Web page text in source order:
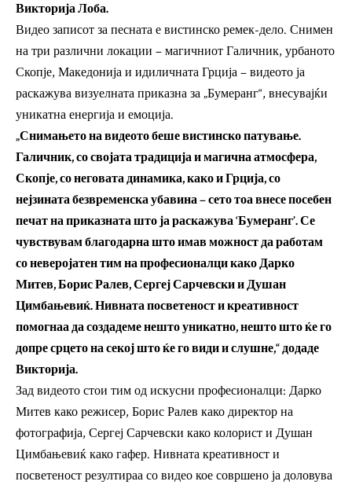
Викторија Лоба.
Видео записот за песната е вистинско ремек-дело. Снимен
на три различни локации – магичниот Галичник, урбаното
Скопје, Македонија и идиличната Грција – видеото ја
раскажува визуелната приказна за „Бумеранг“, внесувајќи
уникатна енергија и емоција.
„Снимањето на видеото беше вистинско патување.
Галичник, со својата традиција и магична атмосфера,
Скопје, со неговата динамика, како и Грција, со
нејзината безвременска убавина – сето тоа внесе посебен
печат на приказната што ја раскажува ‘Бумеранг’. Се
чувствувам благодарна што имав можност да работам
со неверојатен тим на професионалци како Дарко
Митев, Борис Ралев, Сергеј Сарчевски и Душан
Цимбањевиќ. Нивната посветеност и креативност
помогнаа да создадеме нешто уникатно, нешто што ќе го
допре срцето на секој што ќе го види и слушне,“ додаде
Викторија.
Зад видеото стои тим од искусни професионалци: Дарко
Митев како режисер, Борис Ралев како директор на
фотографија, Сергеј Сарчевски како колорист и Душан
Цимбањевиќ како гафер. Нивната креативност и
посветеност резултираа со видео кое совршено ја доловува